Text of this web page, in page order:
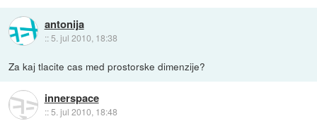
antonija
:: 5. jul 2010, 18:38
Za kaj tlacite cas med prostorske dimenzije?
innerspace
::5. jul 2010, 18:48